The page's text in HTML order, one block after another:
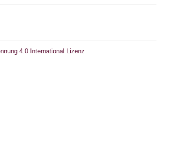
4.0 International Lizenz